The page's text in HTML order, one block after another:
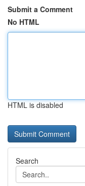
Submit a Comment
No HTML
HTML is disabled
Search